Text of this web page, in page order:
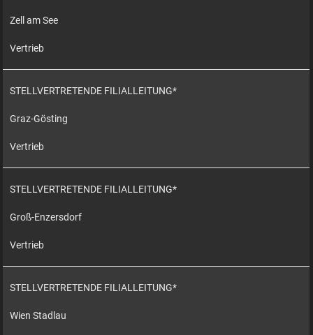
Zell am See
Vertrieb
STELLVERTRETENDE FILIALLEITUNG*
Graz-Gösting
Vertrieb
STELLVERTRETENDE FILIALLEITUNG*
Groß-Enzersdorf
Vertrieb
STELLVERTRETENDE FILIALLEITUNG*
Wien Stadlau